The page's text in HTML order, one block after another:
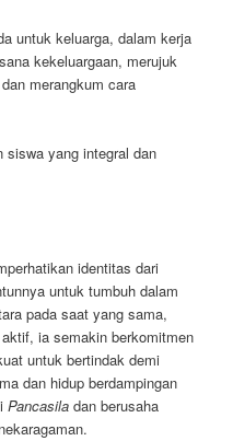
untuk keluarga, dalam kerja
kekeluargaan, merujuk
merangkum cara
siswa yang integral dan
identitas dari
untuk tumbuh dalam
pada saat yang sama,
ia semakin berkomitmen
untuk bertindak demi
dan hidup berdampingan
Pancasila dan berusaha